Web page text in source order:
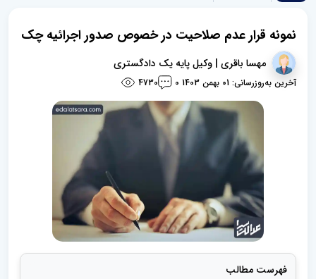
نمونه قرار عدم صلاحیت در خصوص صدور اجرائیه چک
مهسا باقری | وکیل پایه یک دادگستری
آخرین به‌روزرسانی: 01 بهمن 1403 0
4730
فهرست مطالب